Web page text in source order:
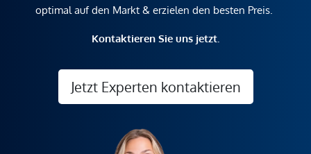
optimal auf den Markt & erzielen den besten Preis.
Kontaktieren Sie uns jetzt.
Jetzt Experten kontaktieren